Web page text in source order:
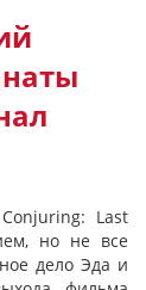
Last
но не все
дело Эда и